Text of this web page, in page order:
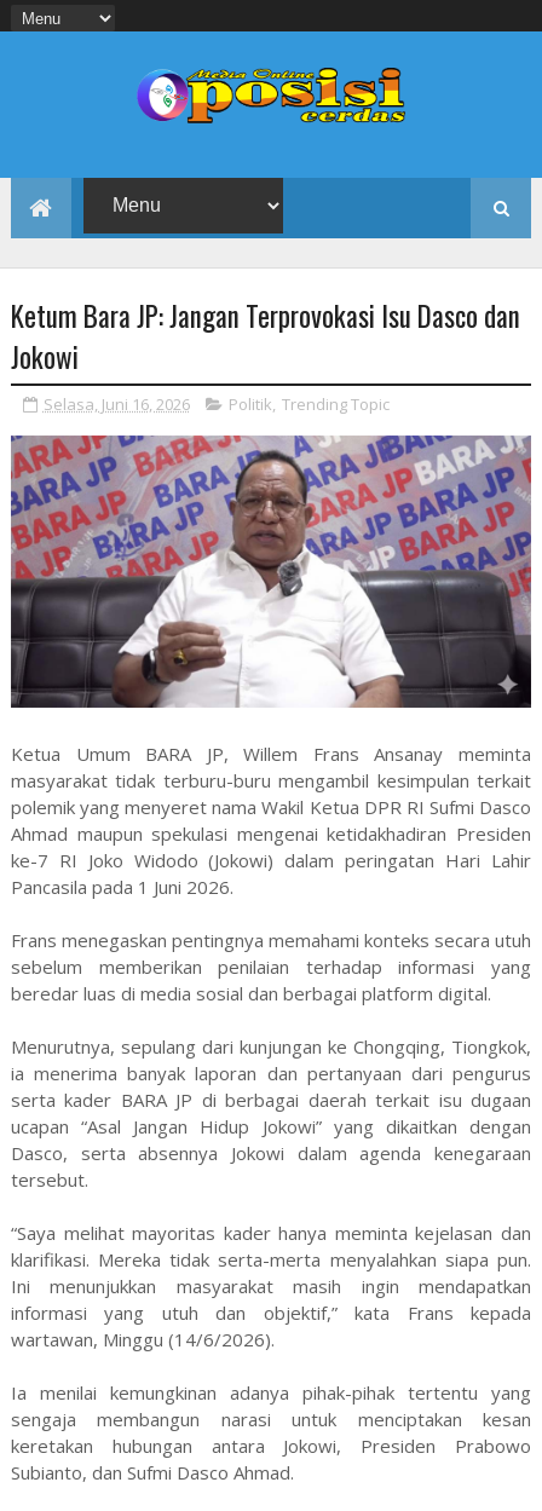
Ketum Bara JP: Jangan Terprovokasi Isu Dasco dan
Jokowi
Selasa, Juni 16, 2026 Politik, Trending Topic
Ketua Umum BARA JP, Willem Frans Ansanay meminta
masyarakat tidak terburu-buru mengambil kesimpulan terkait
polemik yang menyeret nama Wakil Ketua DPR RI Sufmi Dasco
Ahmad maupun spekulasi mengenai ketidakhadiran Presiden
ke-7 RI Joko Widodo (Jokowi) dalam peringatan Hari Lahir
Pancasila pada 1 Juni 2026.
Frans menegaskan pentingnya memahami konteks secara utuh
sebelum memberikan penilaian terhadap informasi yang
beredar luas di media sosial dan berbagai platform digital.
Menurutnya, sepulang dari kunjungan ke Chongqing, Tiongkok,
ia menerima banyak laporan dan pertanyaan dari pengurus
serta kader BARA JP di berbagai daerah terkait isu dugaan
ucapan “Asal Jangan Hidup Jokowi” yang dikaitkan dengan
Dasco, serta absennya Jokowi dalam agenda kenegaraan
tersebut.
“Saya melihat mayoritas kader hanya meminta kejelasan dan
klarifikasi. Mereka tidak serta-merta menyalahkan siapa pun.
Ini menunjukkan masyarakat masih ingin mendapatkan
informasi yang utuh dan objektif,” kata Frans kepada
wartawan, Minggu (14/6/2026).
Ia menilai kemungkinan adanya pihak-pihak tertentu yang
sengaja membangun narasi untuk menciptakan kesan
keretakan hubungan antara Jokowi, Presiden Prabowo
Subianto, dan Sufmi Dasco Ahmad.